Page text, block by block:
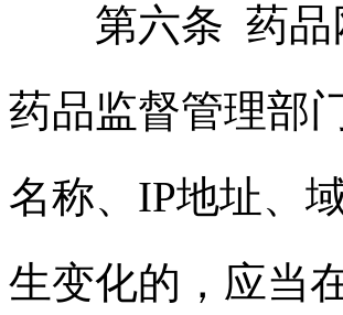
第六条 药品网
药品监督管理部
名称、IP地址、
生变化的，应当